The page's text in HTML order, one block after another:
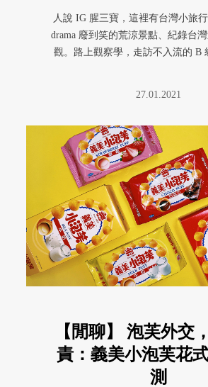
人說 IG 腥三寶，這裡有台灣小旅
drama 廢到笑的荒涼景點、紀錄台
觀。路上觀察學，走訪不入流的 B
27.01.2021
【閒聊】 泡芙外交
責：義美小泡芙花
測